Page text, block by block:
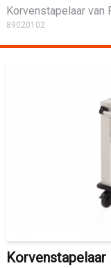
Korvenstapelaar van
89020102
Korvenstapelaar